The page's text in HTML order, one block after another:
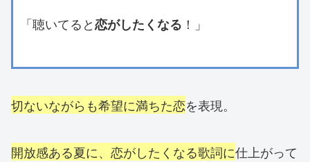
「聴いてると恋がしたくなる ！」
切ないながらも希望に満ちた恋を表現。
開放感ある夏に、恋がしたくなる歌詞に仕上がって